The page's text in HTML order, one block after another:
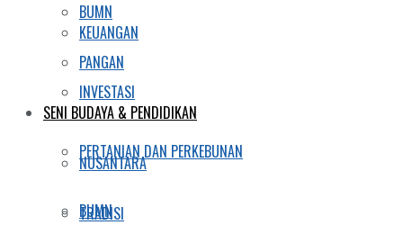
BUMN
PANGAN
SENI BUDAYA & PENDIDIKAN
NUSANTARA
TRADISI
KEUANGAN
INVESTASI
PERTANIAN DAN PERKEBUNAN
BUMN